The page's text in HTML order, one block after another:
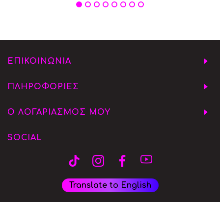
ΕΠΙΚΟΙΝΩΝΙΑ
ΠΛΗΡΟΦΟΡΙΕΣ
Ο ΛΟΓΑΡΙΑΣΜΟΣ ΜΟΥ
SOCIAL
Translate to English